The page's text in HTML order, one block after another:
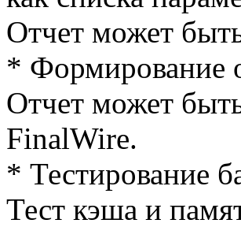
Отчет может
* Формирование
Отчет может
FinalWire.
* Тестирование
Тест кэша и